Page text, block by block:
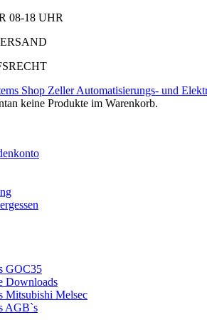
08-18 UHR
Shop Zeller Automatisierungs- und
keine Produkte im Warenkorb.
GOC35
Downloads
Mitsubishi Melsec
AGB`s